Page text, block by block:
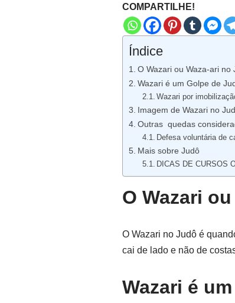
COMPARTILHE!
Índice
O Wazari ou Waza-ari no
Wazari é um Golpe de
Wazari por
Imagem de Wazari no
Outras quedas
Defesa voluntária de
Mais sobre Judô
DICAS DE CURSOS
O Wazari
O Wazari no Judô é
cai de lado e não de
Wazari é